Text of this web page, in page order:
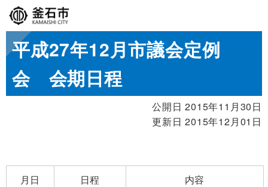
平成27年12月市議会定例
会 会期日程
公開日 2015年11月30日
更新日 2015年12月01日
月日 日程
内容